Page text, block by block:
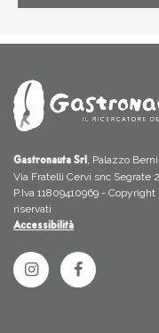
Gastronauta Srl
, Palazzo
Via Fratelli Cervi snc Segrate
P.Iva 11809410969 -
riservati
Accessibilità